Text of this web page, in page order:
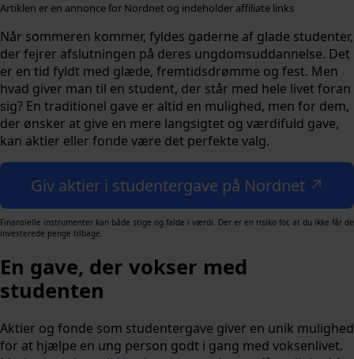
Artiklen er en annonce for Nordnet og indeholder affiliate links
Når sommeren kommer, fyldes gaderne af glade studenter,
der fejrer afslutningen på deres ungdomsuddannelse. Det
er en tid fyldt med glæde, fremtidsdrømme og fest. Men
hvad giver man til en student, der står med hele livet foran
sig? En traditionel gave er altid en mulighed, men for dem,
der ønsker at give en mere langsigtet og værdifuld gave,
kan aktier eller fonde være det perfekte valg.
Giv aktier i studentergave på Nordnet ↗
Finansielle instrumenter kan både stige og falde i værdi. Der er en risiko for, at du ikke får de
investerede penge tilbage.
En gave, der vokser med
studenten
Aktier og fonde som studentergave giver en unik mulighed
for at hjælpe en ung person godt i gang med voksenlivet.